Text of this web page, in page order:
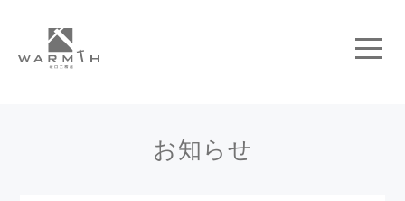
お知らせ